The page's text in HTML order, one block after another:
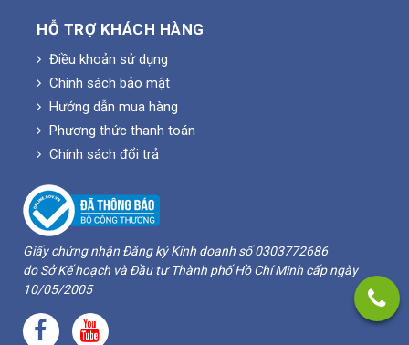
HỖ TRỢ KHÁCH HÀNG
Điều khoản sử dụng
Chính sách bảo mật
Hướng dẫn mua hàng
Phương thức thanh toán
Chính sách đổi trả
Giấy chứng nhận Đăng ký Kinh doanh số 0303772686
do Sở Kế hoạch và Đầu tư Thành phố Hồ Chí Minh cấp ngày
10/05/2005